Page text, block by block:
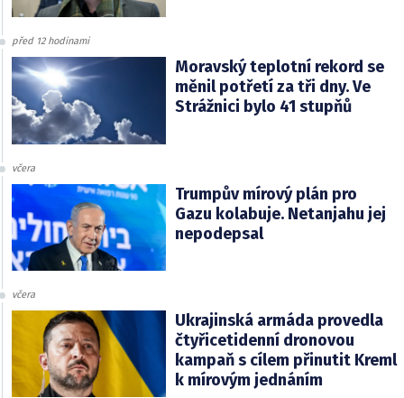
před 12 hodinami
Moravský teplotní rekord se
měnil potřetí za tři dny. Ve
Strážnici bylo 41 stupňů
včera
Trumpův mírový plán pro
Gazu kolabuje. Netanjahu jej
nepodepsal
včera
Ukrajinská armáda provedla
čtyřicetidenní dronovou
kampaň s cílem přinutit Kreml
k mírovým jednáním